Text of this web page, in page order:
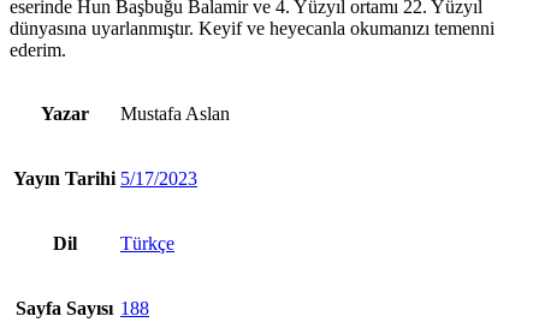
eserinde Hun Başbuğu Balamir ve 4. Yüzyıl ortamı 22. Yüzyıl
dünyasına uyarlanmıştır. Keyif ve heyecanla okumanızı temenni
ederim.
Yazar Mustafa Aslan
Yayın Tarihi 5/17/2023
Dil Türkçe
Sayfa Sayısı 188